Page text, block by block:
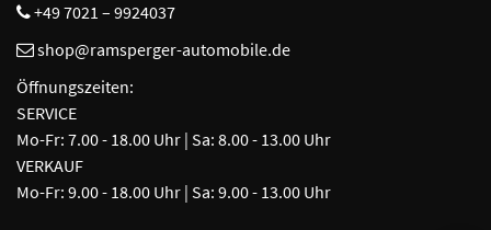
+49 7021 – 9924037
shop@ramsperger-automobile.de
Öffnungszeiten:
SERVICE
Mo-Fr: 7.00 - 18.00 Uhr | Sa: 8.00 - 13.00 Uhr
VERKAUF
Mo-Fr: 9.00 - 18.00 Uhr | Sa: 9.00 - 13.00 Uhr